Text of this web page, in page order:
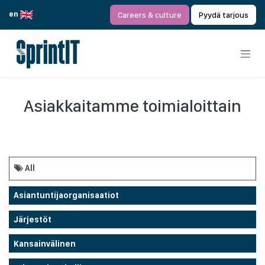
en
Careers & culture Pyydä tarjous
Asiakkaitamme toimialoittain
All
Asiantuntijaorganisaatiot
Järjestöt
Kansainvälinen